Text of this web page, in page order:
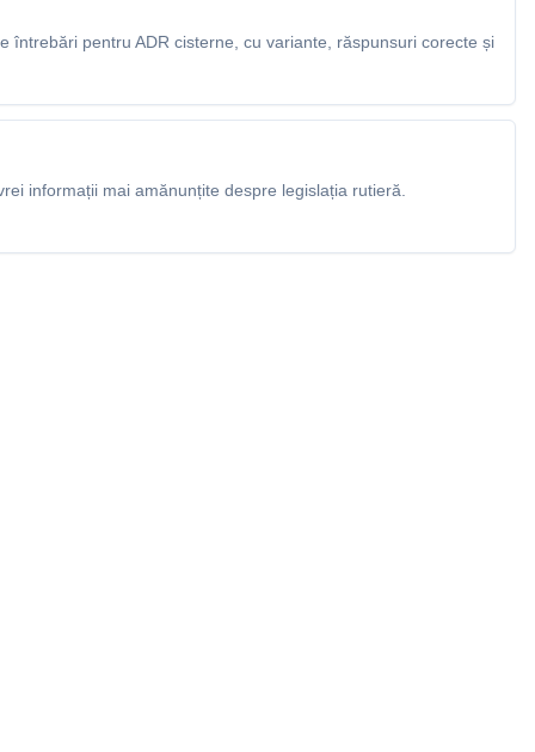
întrebări pentru ADR cisterne, cu variante, răspunsuri corecte și
informații mai amănunțite despre legislația rutieră.